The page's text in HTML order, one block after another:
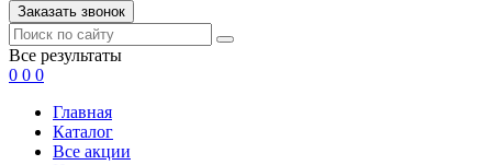
Заказать звонок
Все результаты
0 0 0
Главная
Каталог
Все акции